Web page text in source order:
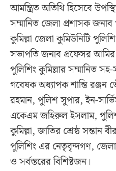
আমন্ত্রিত অতিথি হিসেবে
সম্মানিত জেলা প্রশাসক
কুমিল্লা জেলা কুমিউনিটি
সভাপতি জনাব প্রফেসর
পুলিশিং কুমিল্লার সম্মানিত
গবেষক অধ্যাপক শান্তি রঞ্জন
রহমান, পুলিশ সুপার, ইন-
একেএম জহিরুল ইসলাম, পুলিশ
কুমিল্লা, জাতির শ্রেষ্ঠ সন্তান
পুলিশিং এর নেতৃবৃন্দগণ,
ও সর্বস্তরের বিশিষ্টজন।